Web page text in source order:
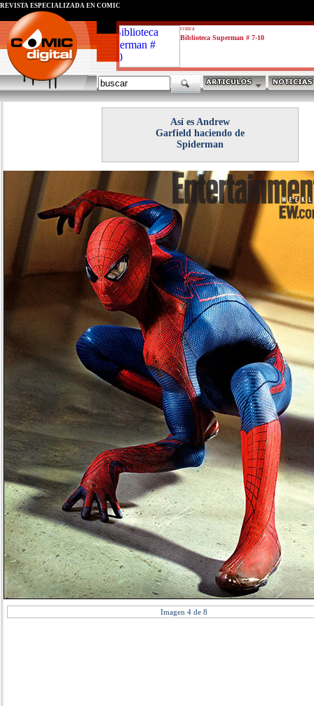
critica
Biblioteca Superman # 7-10
REVISTA ESPECIALIZADA EN CÓMIC
Así es Andrew
Garfield haciendo de
Spiderman
Imagen 4 de 8